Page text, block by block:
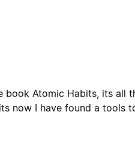
Atomic Habits, its all
now I have found a tools